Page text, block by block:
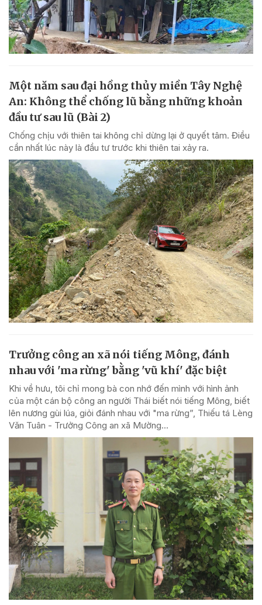
Một năm sau đại hồng thủy miền Tây Nghệ
An: Không thể chống lũ bằng những khoản
đầu tư sau lũ (Bài 2)
Chống chịu với thiên tai không chỉ dừng lại ở quyết tâm. Điều
cần nhất lúc này là đầu tư trước khi thiên tai xảy ra.
Trưởng công an xã nói tiếng Mông, đánh
nhau với 'ma rừng' bằng 'vũ khí' đặc biệt
Khi về hưu, tôi chỉ mong bà con nhớ đến mình với hình ảnh
của một cán bộ công an người Thái biết nói tiếng Mông, biết
lên nương gùi lúa, giỏi đánh nhau với "ma rừng”, Thiếu tá Lèng
Văn Tuân - Trưởng Công an xã Mường...